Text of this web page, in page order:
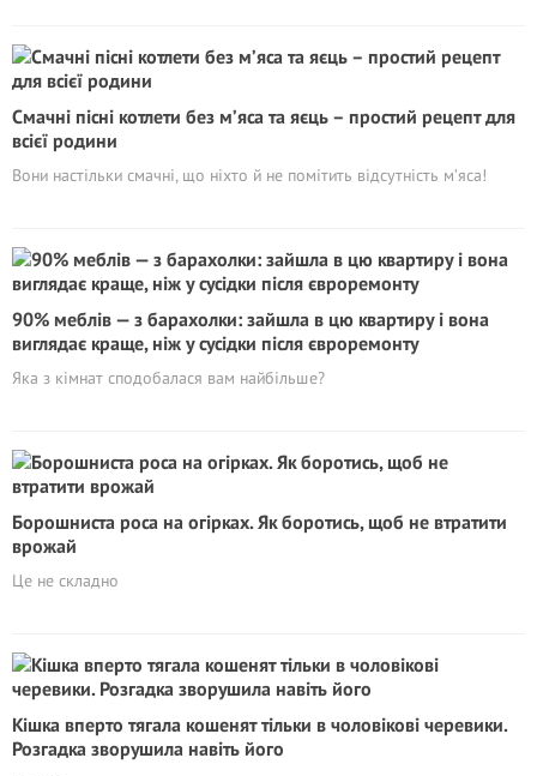
Смачні пісні котлети без м’яса та яєць – простий рецепт для
всієї родини
Вони настільки смачні, що ніхто й не помітить відсутність м’яса!
90% меблів — з барахолки: зайшла в цю квартиру і вона
виглядає краще, ніж у сусідки після євроремонту
Яка з кімнат сподобалася вам найбільше?
Борошниста роса на огірках. Як боротись, щоб не втратити
врожай
Це не складно
Кішка вперто тягала кошенят тільки в чоловікові черевики.
Розгадка зворушила навіть його